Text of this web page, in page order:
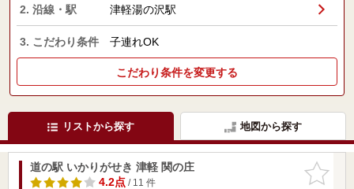
2. 沿線・駅 津軽湯の沢駅
3. こだわり条件 子連れOK
こだわり条件を変更する
リストから探す 地図から探す
お気に入
りに追加
道の駅 いかりがせき 津軽 関の庄
4.2点/ 11 件